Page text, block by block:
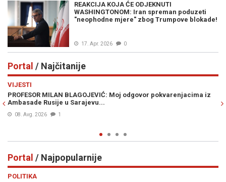
REAKCIJA KOJA ĆE ODJEKNUTI
WASHINGTONOM: Iran spreman poduzeti
"neophodne mjere" zbog Trumpove blokade!
17. Apr. 2026 0
Portal / Najčitanije
VIJESTI
PROFESOR MILAN BLAGOJEVIĆ: Moj odgovor pokvarenjacima iz
Ambasade Rusije u Sarajevu...
08. Avg. 2026 1
Portal / Najpopularnije
POLITIKA